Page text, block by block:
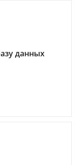
данных